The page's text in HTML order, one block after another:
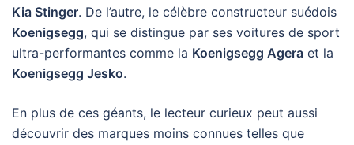
Kia Stinger. De l’autre, le célèbre constructeur suédois
Koenigsegg, qui se distingue par ses voitures de sport
ultra-performantes comme la Koenigsegg Agera et la
Koenigsegg Jesko.
En plus de ces géants, le lecteur curieux peut aussi
découvrir des marques moins connues telles que